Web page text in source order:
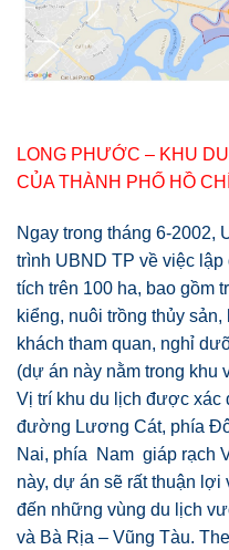
LONG PHƯỚC – KHU
CỦA THÀNH PHỐ HỒ
Ngay trong tháng 6-2002,
trình UBND TP về việc
tích trên 100 ha, bao gồm
kiểng, nuôi trồng thủy
khách tham quan, nghỉ
(dự án này nằm trong khu
Vị trí khu du lịch được xác
đường Lương Cát, phía
Nai, phía Nam giáp rạch
này, dự án sẽ rất thuận
đến những vùng du lịch
và Bà Rịa – Vũng Tàu.